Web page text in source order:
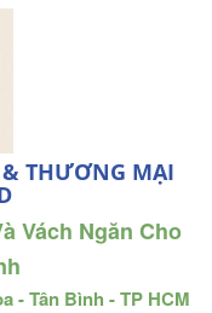
THƯƠNG MẠI
Vách Ngăn Cho
- Tân Bình - TP HCM